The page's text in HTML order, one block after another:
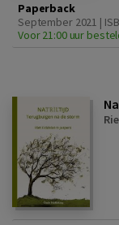
Paperback
September 2021 |
Voor 21:00 uur